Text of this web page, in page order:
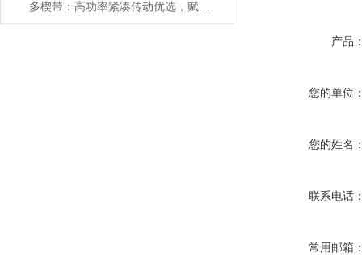
多楔带：高功率紧凑传动优选，赋能多领域高效平稳运行
产品
您的单位
您的姓名
联系电话
常用邮箱